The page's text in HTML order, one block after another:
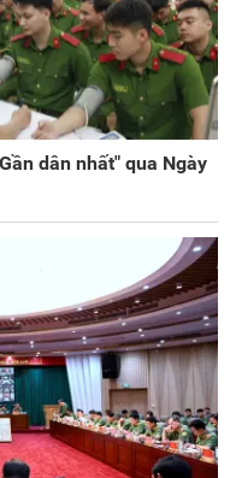
dân nhất" qua Ngày